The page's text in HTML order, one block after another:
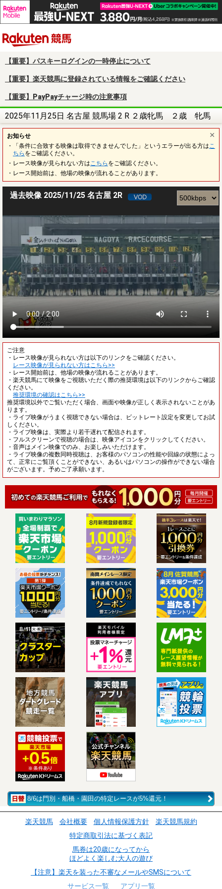
【重要】パスキーログインの一時停止について
【重要】楽天競馬に登録されている情報をご確認ください
【重要】PayPayチャージ時の注意事項
2025年11月25日 名古屋 競馬場 2 R ２歳牝馬 ２歳 牝馬
お知らせ
・「条件に合致する映像は取得できませんでした」というエラーが出る方は こ
ちら をご確認ください。
・レース映像が見られない方は こちら をご確認ください。
・レース開始前は、他場の映像が流れることがあります。
過去映像 2025/11/25 名古屋 2R
ご注意
・レース映像が見られない方は以下のリンクをご確認ください。
レース映像が見られない方はこちら>>
・レース開始前は、他場の映像が流れることがあります。
・楽天競馬にて映像をご視聴いただく際の推奨環境は以下のリンクからご確認
ください。
推奨環境の確認はこちら>>
推奨環境以外でご覧いただく場合、画面や映像が正しく表示されないことがあ
ります。
・ライブ映像がうまく視聴できない場合は、ビットレート設定を変更してお試
しください。
・ライブ映像は、実際より若干遅れて配信されます。
・フルスクリーンで視聴の場合は、映像アイコンをクリックしてください。
・音声はメイン映像でのみ、お楽しみいただけます。
・ライブ映像の複数同時視聴は、お客様のパソコンの性能や回線の状態によっ
て、正常にご覧頂くことができない、あるいはパソコンの操作ができない場合
がございます。予めご了承願います。
8/6は門別・船橋・園田の特定レースが5%還元！
楽天競馬 会社概要 個人情報保護方針
楽天競馬規約
特定商取引法に基づく表記
馬券は20歳になってから
ほどよく楽しむ大人の遊び
【注意】楽天を装った不審なメールやSMSについて
サービス一覧
アプリ一覧